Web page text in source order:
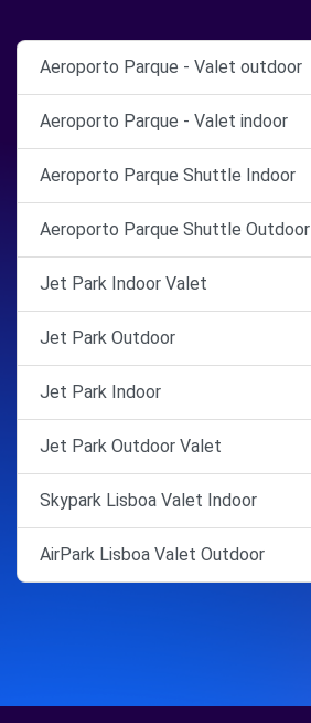
Aeroporto Parque - Valet outdoor
Aeroporto Parque - Valet indoor
Aeroporto Parque Shuttle Indoor
Aeroporto Parque Shuttle Outdoor
Jet Park Indoor Valet
Jet Park Outdoor
Jet Park Indoor
Jet Park Outdoor Valet
Skypark Lisboa Valet Indoor
AirPark Lisboa Valet Outdoor